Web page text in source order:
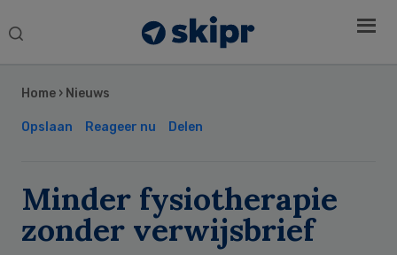
Search
Home › Nieuws
Opslaan Reageer nu Delen
Minder fysiotherapie
zonder verwijsbrief
Sidebar